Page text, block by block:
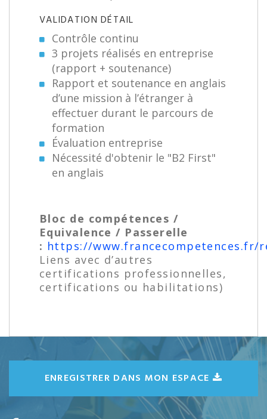
VALIDATION DÉTAIL
Contrôle continu
3 projets réalisés en entreprise
(rapport + soutenance)
Rapport et soutenance en anglais
d’une mission à l’étranger à
effectuer durant le parcours de
formation
Évaluation entreprise
Nécessité d'obtenir le "B2 First"
en anglais
Bloc de compétences /
Equivalence / Passerelle
: https://www.francecompetences.fr/
Liens avec d’autres
certifications professionnelles,
certifications ou habilitations)
ENREGISTRER DANS MON ESPACE